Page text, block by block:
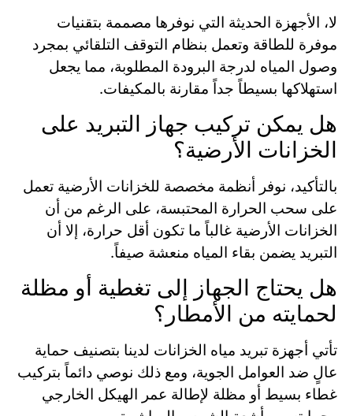
لا، الأجهزة الحديثة التي نوفرها مصممة بتقنيات
موفرة للطاقة وتعمل بنظام التوقف التلقائي بمجرد
وصول المياه لدرجة البرودة المطلوبة، مما يجعل
استهلاكها بسيطاً جداً مقارنة بالمكيفات.
هل يمكن تركيب جهاز التبريد على
الخزانات الأرضية؟
بالتأكيد، نوفر أنظمة مخصصة للخزانات الأرضية تعمل
على سحب الحرارة المحتبسة، على الرغم من أن
الخزانات الأرضية غالباً ما تكون أقل حرارة، إلا أن
التبريد يضمن بقاء المياه منعشة صيفاً.
هل يحتاج الجهاز إلى تغطية أو مظلة
لحمايته من الأمطار؟
تأتي أجهزة تبريد مياه الخزانات لدينا بتصنيف حماية
عالٍ ضد العوامل الجوية، ومع ذلك نوصي دائماً بتركيب
غطاء بسيط أو مظلة لإطالة عمر الهيكل الخارجي